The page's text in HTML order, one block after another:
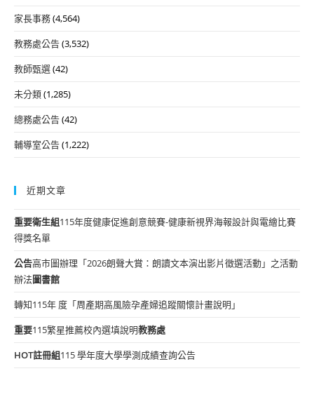
家長事務(4,564)
教務處公告(3,532)
教師甄選(42)
未分類(1,285)
總務處公告(42)
輔導室公告(1,222)
近期文章
重要衛生組115年度健康促進創意競賽-健康新視界海報設計與電繪比賽
得獎名單
公告高市圖辦理「2026朗聲大賞：朗讀文本演出影片徵選活動」之活動
辦法圖書館
轉知115年 度「周產期高風險孕產婦追蹤關懷計畫說明」
重要115繁星推薦校內選填說明教務處
HOT註冊組115 學年度大學學測成績查詢公告